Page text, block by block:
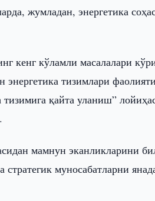
жумладан, энергетика
кенг кўламли масалалари
тизимлари
қайта уланиш”
мамнун эканликларини
муносабатларни